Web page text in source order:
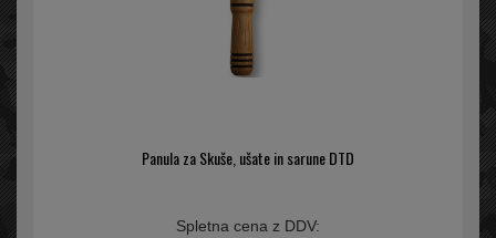
Panula za Skuše, ušate in sarune DTD
Spletna cena z DDV: